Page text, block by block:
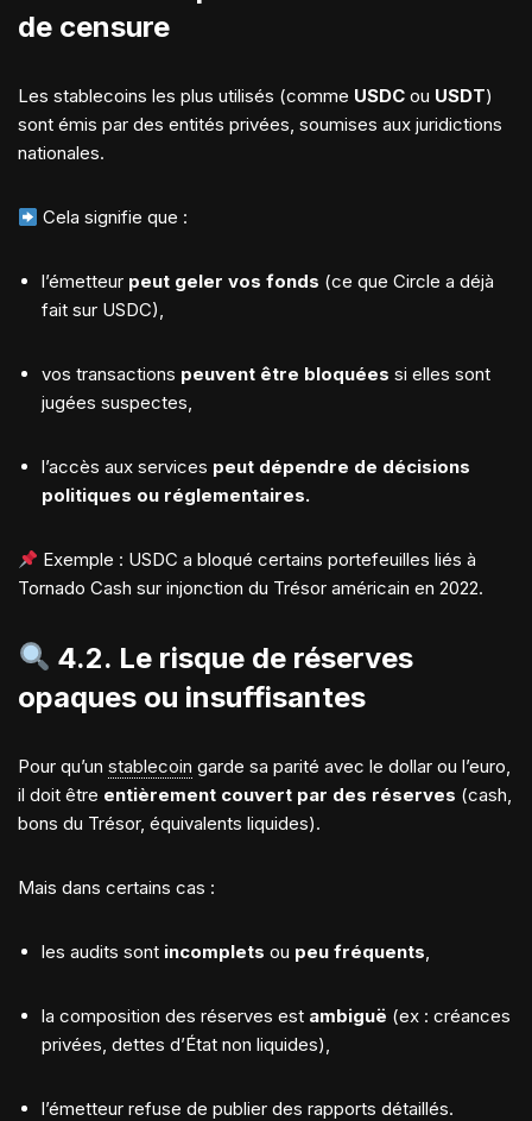
de censure
Les stablecoins les plus utilisés (comme USDC ou USDT)
sont émis par des entités privées, soumises aux juridictions
nationales.
Cela signifie que :
l’émetteur peut geler vos fonds (ce que Circle a déjà
fait sur USDC),
vos transactions peuvent être bloquées si elles sont
jugées suspectes,
l’accès aux services peut dépendre de décisions
politiques ou réglementaires.
Exemple : USDC a bloqué certains portefeuilles liés à
Tornado Cash sur injonction du Trésor américain en 2022.
4.2. Le risque de réserves
opaques ou insuffisantes
Pour qu’un stablecoin garde sa parité avec le dollar ou l’euro,
il doit être entièrement couvert par des réserves (cash,
bons du Trésor, équivalents liquides).
Mais dans certains cas :
les audits sont incomplets ou peu fréquents,
la composition des réserves est ambiguë (ex : créances
privées, dettes d’État non liquides),
l’émetteur refuse de publier des rapports détaillés.